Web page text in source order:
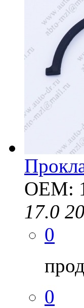
OEM:
17.0
0
0